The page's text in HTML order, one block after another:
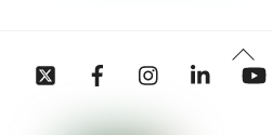
Back
To
Twitter Facebook InstagramLinkedin